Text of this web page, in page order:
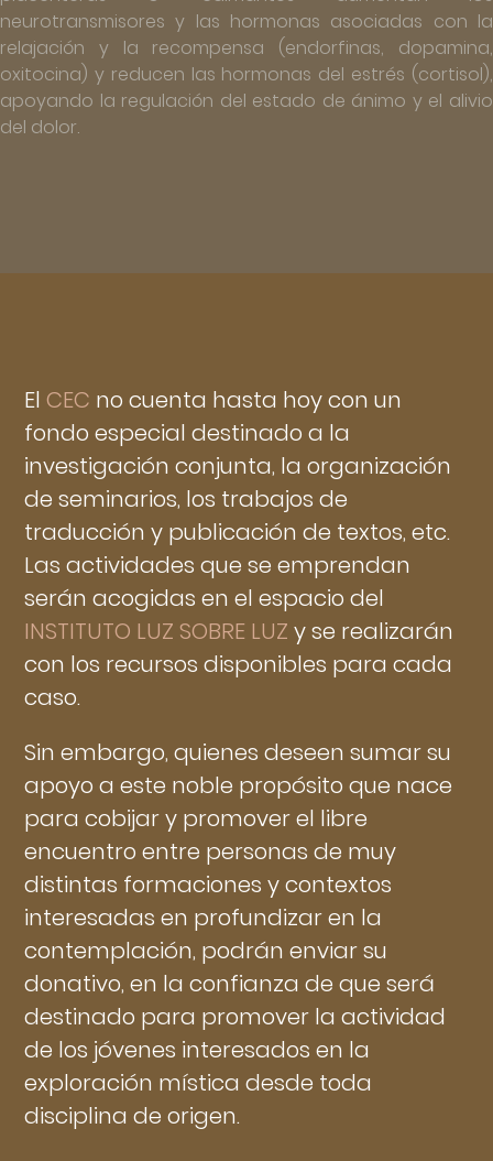
neurotransmisores y las hormonas asociadas con la
relajación y la recompensa (endorfinas, dopamina,
oxitocina) y reducen las hormonas del estrés (cortisol),
apoyando la regulación del estado de ánimo y el alivio
del dolor.
El CEC no cuenta hasta hoy con un
fondo especial destinado a la
investigación conjunta, la organización
de seminarios, los trabajos de
traducción y publicación de textos, etc.
Las actividades que se emprendan
serán acogidas en el espacio del
INSTITUTO LUZ SOBRE LUZ y se realizarán
con los recursos disponibles para cada
caso.
Sin embargo, quienes deseen sumar su
apoyo a este noble propósito que nace
para cobijar y promover el libre
encuentro entre personas de muy
distintas formaciones y contextos
interesadas en profundizar en la
contemplación, podrán enviar su
donativo, en la confianza de que será
destinado para promover la actividad
de los jóvenes interesados en la
exploración mística desde toda
disciplina de origen.